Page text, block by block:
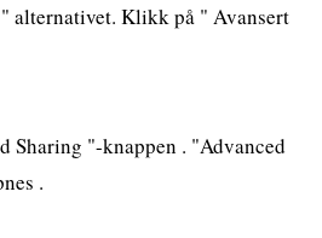
alternativet. Klikk på " Avansert
Sharing "-knappen . "Advanced
.